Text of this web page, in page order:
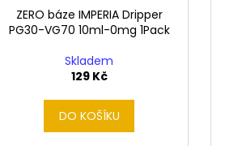
ZERO báze IMPERIA Dripper
PG30-VG70 10ml-0mg 1Pack
Skladem
129 Kč
DO KOŠÍKU